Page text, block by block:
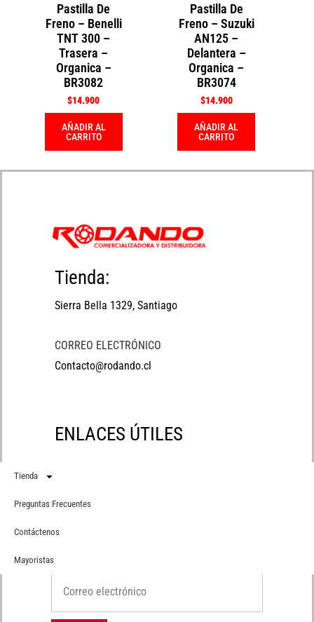
Pastilla De
Freno – Benelli
TNT 300 –
Trasera –
Organica –
BR3082
$14.900
AÑADIR AL
CARRITO
Pastilla De
Freno – Suzuki
AN125 –
Delantera –
Organica –
BR3074
$14.900
AÑADIR AL
CARRITO
Tienda:
Sierra Bella 1329, Santiago
CORREO ELECTRÓNICO
Contacto@rodando.cl
ENLACES ÚTILES
Tienda
Preguntas Frecuentes
Contáctenos
Mayoristas
Suscríbete
Correo electrónico